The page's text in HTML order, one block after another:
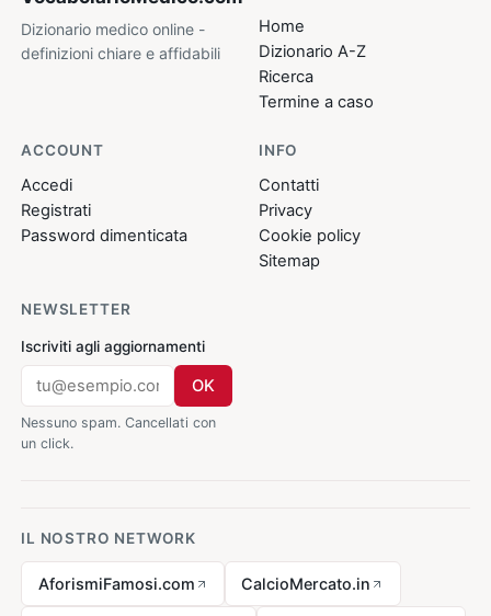
Dizionario medico online -
definizioni chiare e affidabili
Home
Dizionario A-Z
Ricerca
Termine a caso
ACCOUNT
Accedi
Registrati
Password dimenticata
INFO
Contatti
Privacy
Cookie policy
Sitemap
NEWSLETTER
Iscriviti agli aggiornamenti
OK
Nessuno spam. Cancellati con
un click.
IL NOSTRO NETWORK
AforismiFamosi.com CalcioMercato.in